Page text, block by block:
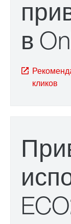
Защита
в
кликов